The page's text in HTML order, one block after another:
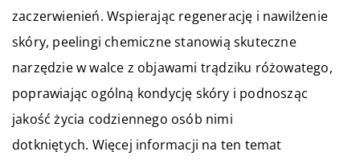
zaczerwienień. Wspierając regenerację i nawilżenie
skóry, peelingi chemiczne stanowią skuteczne
narzędzie w walce z objawami trądziku różowatego,
poprawiając ogólną kondycję skóry i podnosząc
jakość życia codziennego osób nimi
dotkniętych. Więcej informacji na ten temat